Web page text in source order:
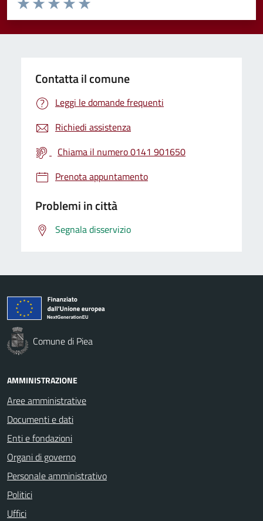
Valuta 5 stelle su 5
Valuta 4 stelle su 5
Valuta 3 stelle su 5
Valuta 2 stelle su 5
Valuta 1 stelle su 5
Contatta il comune
Leggi le domande frequenti
Richiedi assistenza
Chiama il numero 0141 901650
Prenota appuntamento
Problemi in città
Segnala disservizio
Comune di Piea
AMMINISTRAZIONE
Aree amministrative
Documenti e dati
Enti e fondazioni
Organi di governo
Personale amministrativo
Politici
Uffici